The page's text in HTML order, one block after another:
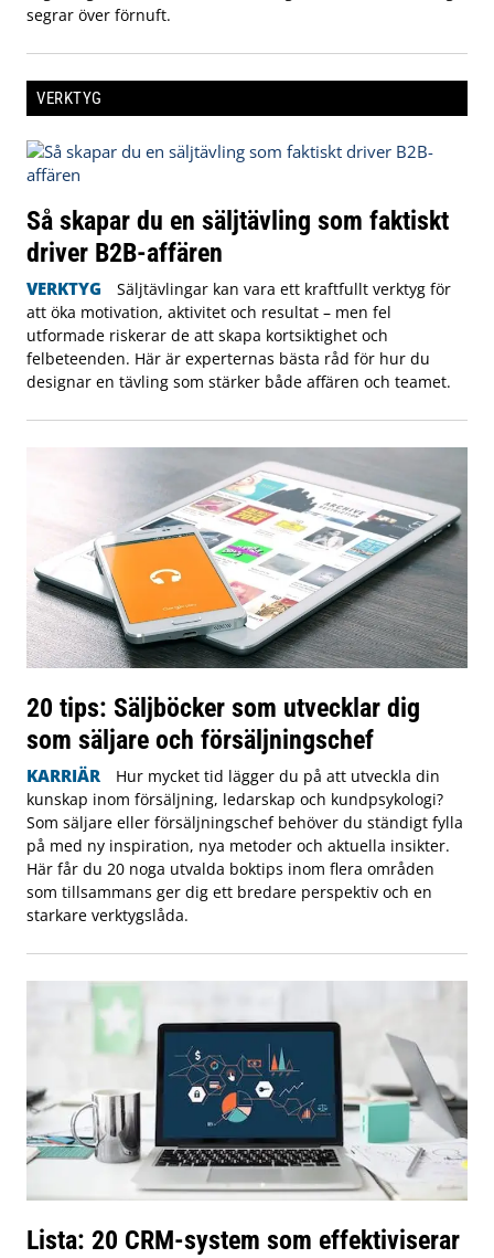
segrar över förnuft.
VERKTYG
Så skapar du en säljtävling som faktiskt
driver B2B-affären
VERKTYG
Säljtävlingar kan vara ett kraftfullt verktyg för
att öka motivation, aktivitet och resultat – men fel
utformade riskerar de att skapa kortsiktighet och
felbeteenden. Här är experternas bästa råd för hur du
designar en tävling som stärker både affären och teamet.
20 tips: Säljböcker som utvecklar dig
som säljare och försäljningschef
KARRIÄR
Hur mycket tid lägger du på att utveckla din
kunskap inom försäljning, ledarskap och kundpsykologi?
Som säljare eller försäljningschef behöver du ständigt fylla
på med ny inspiration, nya metoder och aktuella insikter.
Här får du 20 noga utvalda boktips inom flera områden
som tillsammans ger dig ett bredare perspektiv och en
starkare verktygslåda.
Lista: 20 CRM-system som effektiviserar